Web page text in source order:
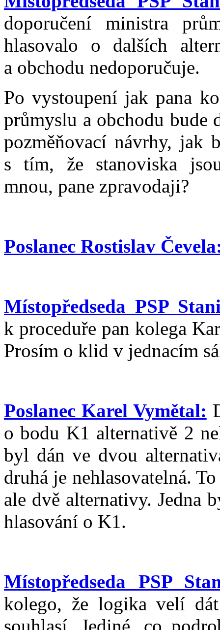
doporučení ministra
hlasovalo o dalších
a obchodu nedoporučuje.
Po vystoupení jak pana
průmyslu a obchodu bude
pozměňovací návrhy, jak
s tím, že stanoviska
mnou, pane zpravodaji?
Poslanec Rostislav
Místopředseda PSP
k proceduře pan kolega
Prosím o klid v jednacím
Poslanec Karel Vymětal:
o bodu K1 alternativě 2
byl dán ve dvou
druhá je nehlasovatelná.
ale dvě alternativy. Jedna
hlasování o K1.
Místopředseda PSP
kolego, že logika velí